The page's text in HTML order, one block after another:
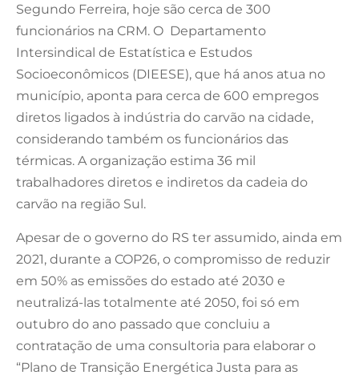
Segundo Ferreira, hoje são cerca de 300
funcionários na CRM. O Departamento
Intersindical de Estatística e Estudos
Socioeconômicos (DIEESE), que há anos atua no
município, aponta para cerca de 600 empregos
diretos ligados à indústria do carvão na cidade,
considerando também os funcionários das
térmicas. A organização estima 36 mil
trabalhadores diretos e indiretos da cadeia do
carvão na região Sul.
Apesar de o governo do RS ter assumido, ainda em
2021, durante a COP26, o compromisso de reduzir
em 50% as emissões do estado até 2030 e
neutralizá-las totalmente até 2050, foi só em
outubro do ano passado que concluiu a
contratação de uma consultoria para elaborar o
“Plano de Transição Energética Justa para as